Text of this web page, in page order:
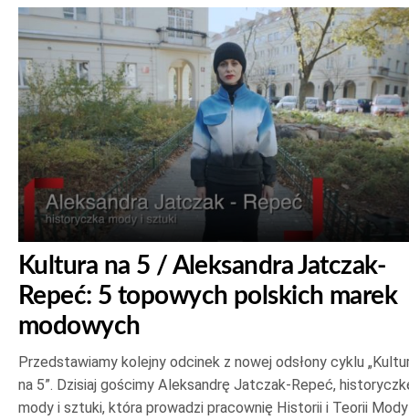
Kultura na 5 / Aleksandra Jatczak-
Repeć: 5 topowych polskich marek
modowych
Przedstawiamy kolejny odcinek z nowej odsłony cyklu
na 5”. Dzisiaj gościmy Aleksandrę Jatczak-Repeć,
mody i sztuki, która prowadzi pracownię Historii i Teorii